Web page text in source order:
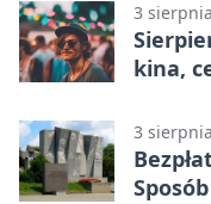
3
kina,
3